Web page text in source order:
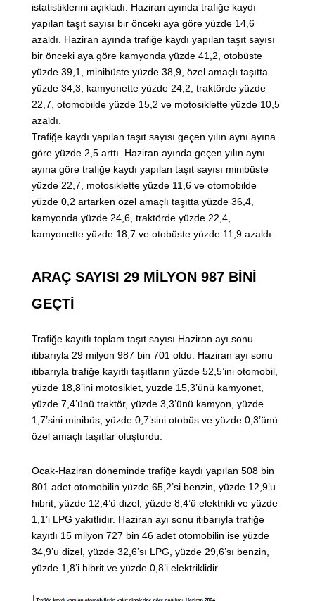
istatistiklerini açıkladı. Haziran ayında trafiğe kaydı
yapılan taşıt sayısı bir önceki aya göre yüzde 14,6
azaldı. Haziran ayında trafiğe kaydı yapılan taşıt sayısı
bir önceki aya göre kamyonda yüzde 41,2, otobüste
yüzde 39,1, minibüste yüzde 38,9, özel amaçlı taşıtta
yüzde 34,3, kamyonette yüzde 24,2, traktörde yüzde
22,7, otomobilde yüzde 15,2 ve motosiklette yüzde 10,5
azaldı.
Trafiğe kaydı yapılan taşıt sayısı geçen yılın aynı ayına
göre yüzde 2,5 arttı. Haziran ayında geçen yılın aynı
ayına göre trafiğe kaydı yapılan taşıt sayısı minibüste
yüzde 22,7, motosiklette yüzde 11,6 ve otomobilde
yüzde 0,2 artarken özel amaçlı taşıtta yüzde 36,4,
kamyonda yüzde 24,6, traktörde yüzde 22,4,
kamyonette yüzde 18,7 ve otobüste yüzde 11,9 azaldı.
ARAÇ SAYISI 29 MİLYON 987 BİNİ
GEÇTİ
Trafiğe kayıtlı toplam taşıt sayısı Haziran ayı sonu
itibarıyla 29 milyon 987 bin 701 oldu. Haziran ayı sonu
itibarıyla trafiğe kayıtlı taşıtların yüzde 52,5’ini otomobil,
yüzde 18,8’ini motosiklet, yüzde 15,3’ünü kamyonet,
yüzde 7,4’ünü traktör, yüzde 3,3’ünü kamyon, yüzde
1,7’sini minibüs, yüzde 0,7’sini otobüs ve yüzde 0,3’ünü
özel amaçlı taşıtlar oluşturdu.
Ocak-Haziran döneminde trafiğe kaydı yapılan 508 bin
801 adet otomobilin yüzde 65,2’si benzin, yüzde 12,9’u
hibrit, yüzde 12,4’ü dizel, yüzde 8,4’ü elektrikli ve yüzde
1,1’i LPG yakıtlıdır. Haziran ayı sonu itibarıyla trafiğe
kayıtlı 15 milyon 727 bin 46 adet otomobilin ise yüzde
34,9’u dizel, yüzde 32,6’sı LPG, yüzde 29,6’sı benzin,
yüzde 1,8’i hibrit ve yüzde 0,8’i elektriklidir.